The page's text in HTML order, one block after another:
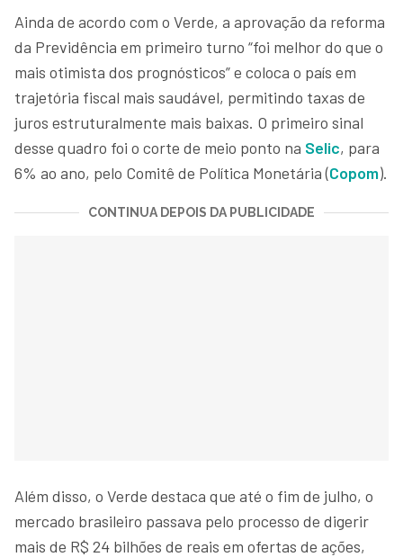
Ainda de acordo com o Verde, a aprovação da reforma
da Previdência em primeiro turno “foi melhor do que o
mais otimista dos prognósticos” e coloca o país em
trajetória fiscal mais saudável, permitindo taxas de
juros estruturalmente mais baixas. O primeiro sinal
desse quadro foi o corte de meio ponto na Selic, para
6% ao ano, pelo Comitê de Política Monetária (Copom).
CONTINUA DEPOIS DA PUBLICIDADE
Além disso, o Verde destaca que até o fim de julho, o
mercado brasileiro passava pelo processo de digerir
mais de R$ 24 bilhões de reais em ofertas de ações,